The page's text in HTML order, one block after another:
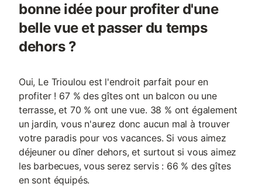
bonne idée pour profiter d'une
belle vue et passer du temps
dehors ?
Oui, Le Trioulou est l'endroit parfait pour en
profiter ! 67 % des gîtes ont un balcon ou une
terrasse, et 70 % ont une vue. 38 % ont également
un jardin, vous n'aurez donc aucun mal à trouver
votre paradis pour vos vacances. Si vous aimez
déjeuner ou dîner dehors, et surtout si vous aimez
les barbecues, vous serez servis : 66 % des gîtes
en sont équipés.